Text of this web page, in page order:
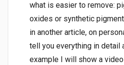
what is easier to remove:
oxides or synthetic
in another article, on
tell you everything in detail
example I will show a